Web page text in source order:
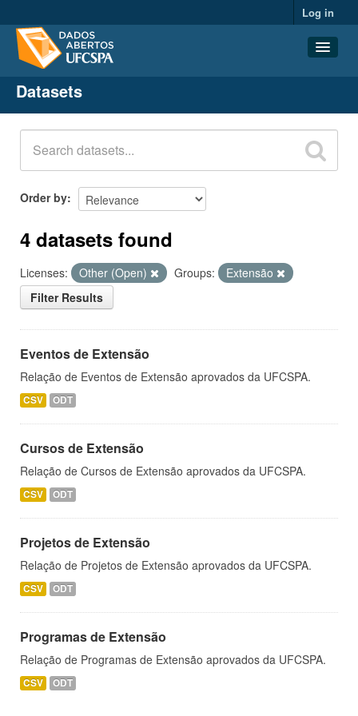
Log in
Datasets
Organizations
Groups
About
Datasets
Order by
4 datasets found
Licenses: Other (Open) Groups:
Extensão
Filter Results
Eventos de Extensão
Relação de Eventos de Extensão aprovados da UFCSPA.
CSV ODT
Cursos de Extensão
Relação de Cursos de Extensão aprovados da UFCSPA.
CSV ODT
Projetos de Extensão
Relação de Projetos de Extensão aprovados da UFCSPA.
CSV ODT
Programas de Extensão
Relação de Programas de Extensão aprovados da UFCSPA.
CSV ODT